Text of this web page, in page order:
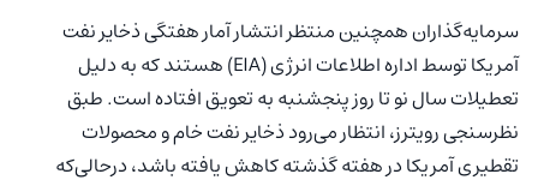
سرمایه‌گذاران همچنین منتظر انتشار آمار هفتگی ذخایر نفت
آمریکا توسط اداره اطلاعات انرژی (EIA) هستند که به دلیل
تعطیلات سال نو تا روز پنجشنبه به تعویق افتاده است. طبق
نظرسنجی رویترز، انتظار می‌رود ذخایر نفت خام و محصولات
تقطیری آمریکا در هفته گذشته کاهش یافته باشد، درحالی‌که